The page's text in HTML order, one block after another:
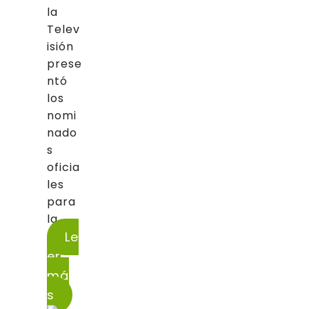
la
Telev
isión
prese
ntó
los
nomi
nado
s
oficia
les
para
la...
Le
er
má
s